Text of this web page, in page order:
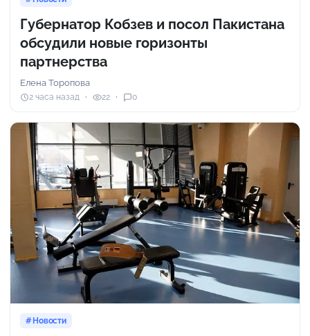
Губернатор Кобзев и посол Пакистана
обсудили новые горизонты
партнерства
Елена Торопова
2 часа назад 22 0
Новости